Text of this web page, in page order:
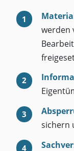
werden
sichern